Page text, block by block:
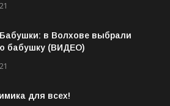
в Волхове выбрали
бабушку (ВИДЕО)
для всех!